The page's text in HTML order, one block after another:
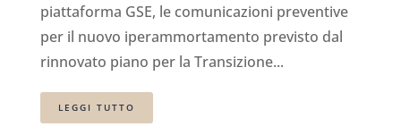
piattaforma GSE, le comunicazioni preventive
per il nuovo iperammortamento previsto dal
rinnovato piano per la Transizione...
LEGGI TUTTO